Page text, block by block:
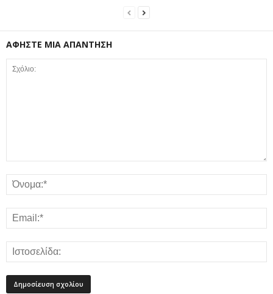
ΑΦΗΣΤΕ ΜΙΑ ΑΠΑΝΤΗΣΗ